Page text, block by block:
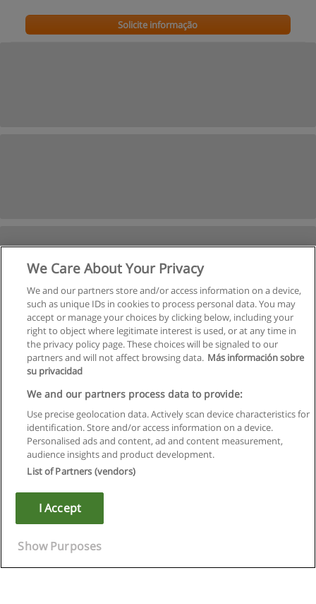
Solicite informação
Próxima
de
Regras de uso
Privacidade de dados
Copyright © Educaedu Business S.L. - CIF : B-95610580: -
We Care About Your Privacy
We and our partners store and/or access information on a device,
such as unique IDs in cookies to process personal data. You may
accept or manage your choices by clicking below, including your
right to object where legitimate interest is used, or at any time in
the privacy policy page. These choices will be signaled to our
partners and will not affect browsing data. Más información sobre
su privacidad
We and our partners process data to provide:
Use precise geolocation data. Actively scan device characteristics for
identification. Store and/or access information on a device.
Personalised ads and content, ad and content measurement,
audience insights and product development.
List of Partners (vendors)
I Accept
Show Purposes